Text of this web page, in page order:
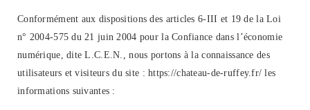
Conformément aux dispositions des articles 6-III et 19 de la Loi
n° 2004-575 du 21 juin 2004 pour la Confiance dans l’économie
numérique, dite L.C.E.N., nous portons à la connaissance des
utilisateurs et visiteurs du site : https://chateau-de-ruffey.fr/ les
informations suivantes :